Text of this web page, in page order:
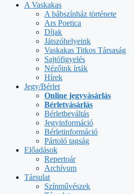
A Vaskakas
A bábszínház története
Ars Poetica
Díjak
Játszóhelyeink
Vaskakas Titkos Társaság
Sajtófigyelés
Nézőink írták
Hírek
Jegy/Bérlet
Online jegyvásárlás
Bérletvásárlás
Bérletbeváltás
Jegyinformáció
Bérletinformáció
Pártoló tagság
Előadások
Repertoár
Archívum
Társulat
Színművészek